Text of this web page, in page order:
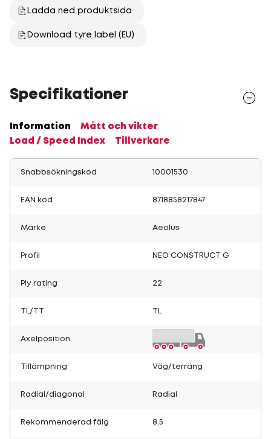
Ladda ned produktsida
Download tyre label (EU)
Specifikationer
Information
Mått och vikter
Load / Speed Index
Tillverkare
Snabbsökningskod 10001530
EAN kod 8718858217847
Märke Aeolus
Profil NEO CONSTRUCT G
Ply rating 22
TL/TT
Axelposition
Tillämpning Väg/terräng
Radial/diagonal Radial
Rekommenderad fälg 8.5